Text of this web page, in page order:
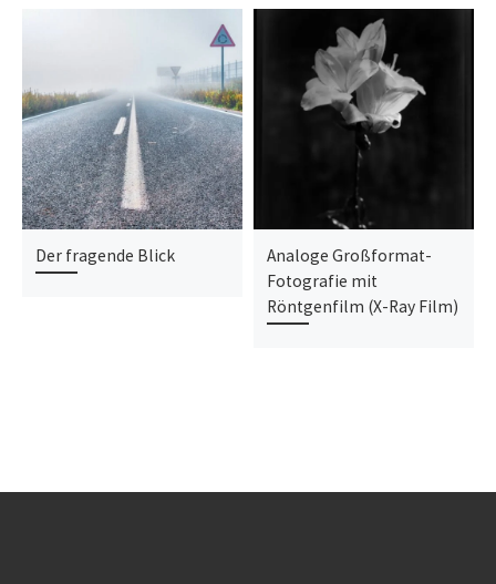
Der fragende Blick
Analoge Großformat-
Fotografie mit
Röntgenfilm (X-Ray Film)